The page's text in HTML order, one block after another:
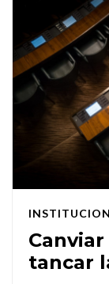
tancar